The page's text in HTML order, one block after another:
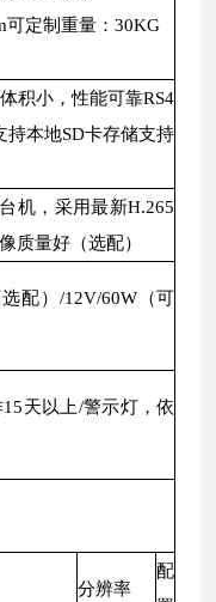
可定制重量：30KG
积小，性能可靠RS4
持本地SD卡存储支持
机，采用最新H.265
质量好（选配）
配）/12V/60W（可
天以上/警示灯，依
分辨率
配